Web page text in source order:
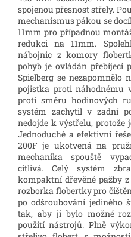
spojenou přesnost střely.
mechanismus pákou se
11mm pro případnou
redukci na 11mm.
nábojnic z komory
pohyb je ovládán přebíjecí
Spielberg se nezapomnělo
pojistka proti náhodnému
proti směru hodinových
systém zachytil v zadní
nedojde k výstřelu, protože
Jednoduché a efektivní
200F je ukotvená na
mechanika spouště
citlivá. Celý systém
kompaktní dřevěné pažby
rozborka flobertky pro
po odšroubování jediného
tak, aby ji bylo možné
použití nástrojů. Plně